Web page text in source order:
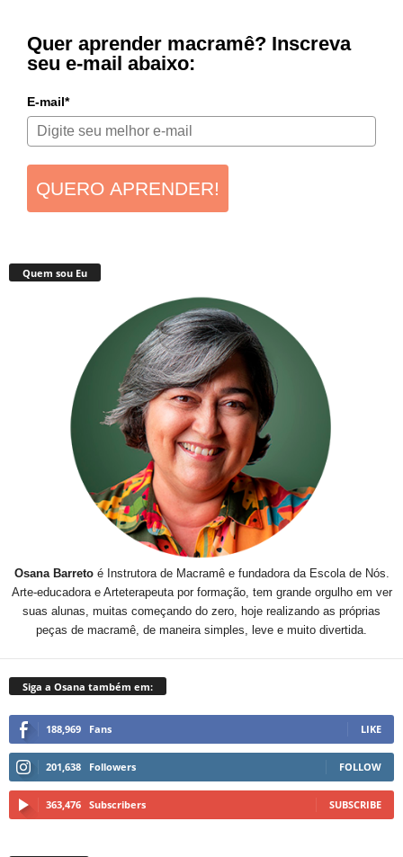
Quer aprender macramê? Inscreva
seu e-mail abaixo:
E-mail*
QUERO APRENDER!
Quem sou Eu
Osana Barretoé Instrutora de Macramê e fundadora da Escola de Nós.
Arte-educadora e Arteterapeuta por formação, tem grande orgulho em ver
suas alunas, muitas começando do zero, hoje realizando as próprias
peças de macramê, de maneira simples, leve e muito divertida.
Siga a Osana também em:
188,969 Fans LIKE
201,638 Followers FOLLOW
363,476 Subscribers SUBSCRIBE